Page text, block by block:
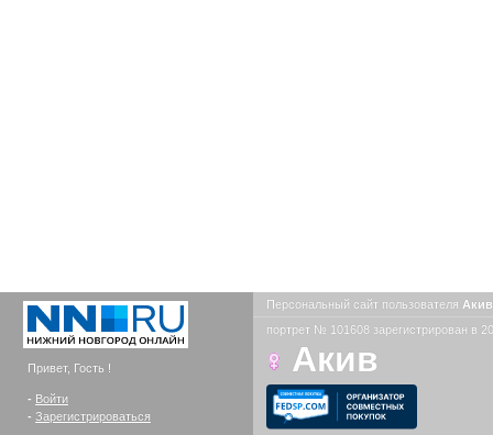
Привет, Гость !
- Войти
- Зарегистрироваться
Персональный сайт пользователя
портрет № 101608 зарегистрирован в
Акив